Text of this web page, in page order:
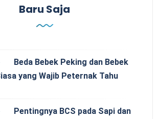
Baru Saja
Beda Bebek Peking dan Bebek
yang Wajib Peternak Tahu
Pentingnya BCS pada Sapi dan